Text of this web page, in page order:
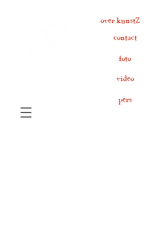
contact
over kunstZ
pers
foto
video